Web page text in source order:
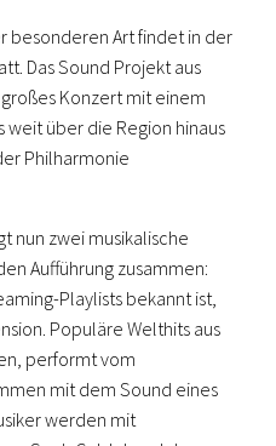
besonderen Art findet in der
Das Sound Projekt aus
Konzert mit einem
über die Region hinaus
Philharmonie
nun zwei musikalische
Aufführung zusammen:
Playlists bekannt ist,
Populäre Welthits aus
performt vom
mit dem Sound eines
werden mit